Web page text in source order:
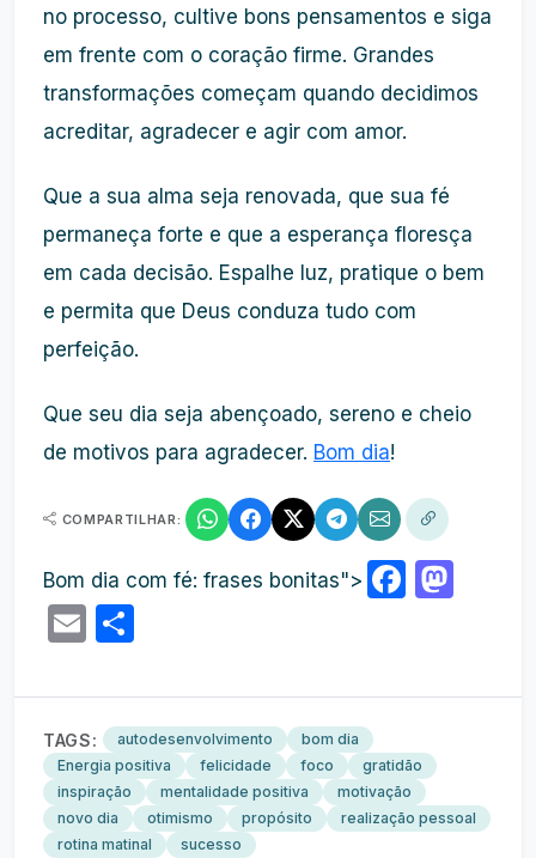
no processo, cultive bons pensamentos e siga
em frente com o coração firme. Grandes
transformações começam quando decidimos
acreditar, agradecer e agir com amor.
Que a sua alma seja renovada, que sua fé
permaneça forte e que a esperança floresça
em cada decisão. Espalhe luz, pratique o bem
e permita que Deus conduza tudo com
perfeição.
Que seu dia seja abençoado, sereno e cheio
de motivos para agradecer. Bom dia!
COMPARTILHAR:
Bom dia com fé: frases bonitas">
Email
TAGS: autodesenvolvimento
bom dia
Energia positiva
felicidade foco
gratidão
inspiração
mentalidade positiva
motivação
novo dia
otimismo propósito
realização pessoal
rotina matinal
sucesso